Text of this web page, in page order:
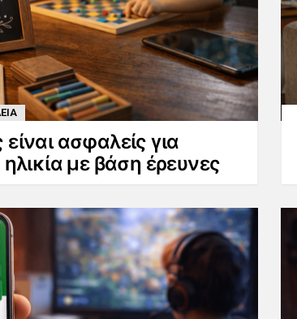
ασφαλείς για
με βάση έρευνες